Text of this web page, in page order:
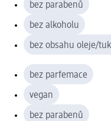
bez parabenů
bez alkoholu
bez obsahu oleje/
bez parfemace
vegan
bez parabenů